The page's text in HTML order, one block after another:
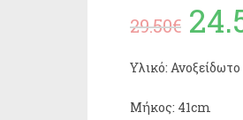
29.50€
Υλικό: Ανοξείδωτο
Μήκος: 41cm